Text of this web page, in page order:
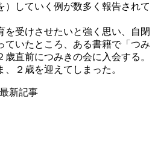
）していく例が数多く報告されて
を受けさせたいと強く思い、自閉
ていたところ、ある書籍で「つみ
直前につみきの会に入会する。
、２歳を迎えてしまった。
最新記事